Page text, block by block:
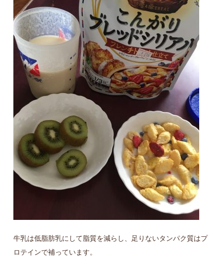
牛乳は低脂肪乳にして脂質を減らし、足りないタンパク質はプ
ロテインで補っています。